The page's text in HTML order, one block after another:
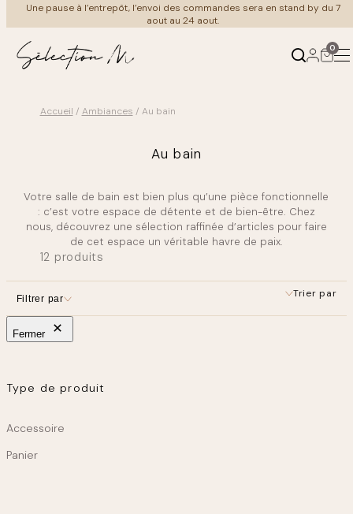
Aller
au
contenu
merci de votre compréhension et bel été à tous
0
Produits
Mobilier
Luminaire
Linge de maison
Ambiances
Au salon
À table
Kids
Accueil / Ambiances / Au bain
Au bain
Votre salle de bain est bien plus qu’une pièce fonctionnelle
: c’est votre espace de détente et de bien-être. Chez
nous, découvrez une sélection raffinée d’articles pour faire
de cet espace un véritable havre de paix.
12 produits
Filtrer par Trier par
Fermer
Type de produit
Produit
Accessoire
Panier